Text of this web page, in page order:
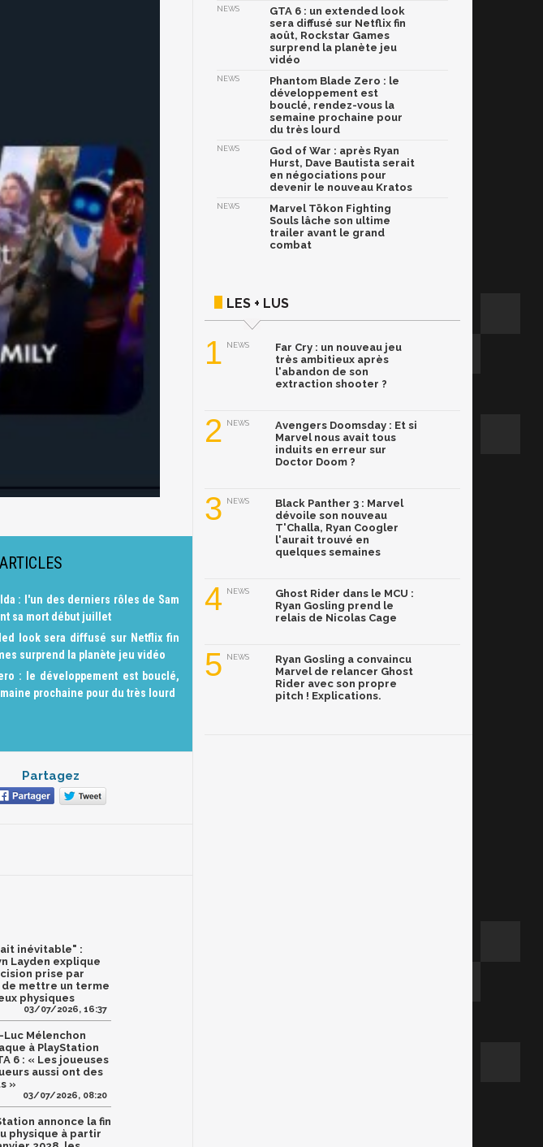
: l'un des derniers rôles de Sam
sa mort début juillet
look sera diffusé sur Netflix fin
surprend la planète jeu vidéo
: le développement est bouclé,
prochaine pour du très lourd
Partagez
inévitable" :
Layden explique
prise par
de mettre un terme
physiques
03/07/2026, 16:37
Luc Mélenchon
à PlayStation
6 : « Les joueuses
aussi ont des
»
03/07/2026, 08:20
annonce la fin
physique à partir
NEWS
GTA 6 : un extended look
sera diffusé sur Netflix fin
août, Rockstar Games
surprend la planète jeu
vidéo
NEWS
Phantom Blade Zero : le
développement est
bouclé, rendez-vous la
semaine prochaine pour
du très lourd
NEWS
God of War : après Ryan
Hurst, Dave Bautista serait
en négociations pour
devenir le nouveau Kratos
NEWS
Marvel Tōkon Fighting
Souls lâche son ultime
trailer avant le grand
combat
LES + LUS
1 NEWS
Far Cry : un nouveau jeu
très ambitieux après
l'abandon de son
extraction shooter ?
2 NEWS
Avengers Doomsday : Et si
Marvel nous avait tous
induits en erreur sur
Doctor Doom ?
3 NEWS
Black Panther 3 : Marvel
dévoile son nouveau
T'Challa, Ryan Coogler
l'aurait trouvé en
quelques semaines
4 NEWS
Ghost Rider dans le MCU :
Ryan Gosling prend le
relais de Nicolas Cage
5 NEWS
Ryan Gosling a convaincu
Marvel de relancer Ghost
Rider avec son propre
pitch ! Explications.